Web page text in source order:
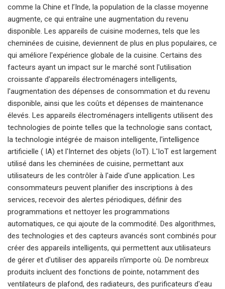
comme la Chine et l’Inde, la population de la classe moyenne
augmente, ce qui entraîne une augmentation du revenu
disponible. Les appareils de cuisine modernes, tels que les
cheminées de cuisine, deviennent de plus en plus populaires, ce
qui améliore l'expérience globale de la cuisine. Certains des
facteurs ayant un impact sur le marché sont l'utilisation
croissante d'appareils électroménagers intelligents,
l'augmentation des dépenses de consommation et du revenu
disponible, ainsi que les coûts et dépenses de maintenance
élevés. Les appareils électroménagers intelligents utilisent des
technologies de pointe telles que la technologie sans contact,
la technologie intégrée de maison intelligente, l'intelligence
artificielle ( IA) et l'Internet des objets (IoT). L'IoT est largement
utilisé dans les cheminées de cuisine, permettant aux
utilisateurs de les contrôler à l'aide d'une application. Les
consommateurs peuvent planifier des inscriptions à des
services, recevoir des alertes périodiques, définir des
programmations et nettoyer les programmations
automatiques, ce qui ajoute de la commodité. Des algorithmes,
des technologies et des capteurs avancés sont combinés pour
créer des appareils intelligents, qui permettent aux utilisateurs
de gérer et d'utiliser des appareils n'importe où. De nombreux
produits incluent des fonctions de pointe, notamment des
ventilateurs de plafond, des radiateurs, des purificateurs d'eau